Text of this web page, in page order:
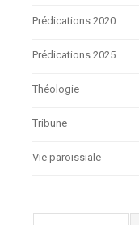
Prédications 2020
Prédications 2025
Théologie
Tribune
Vie paroissiale